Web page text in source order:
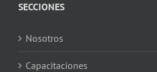
SECCIONES
Nosotros
Capacitaciones